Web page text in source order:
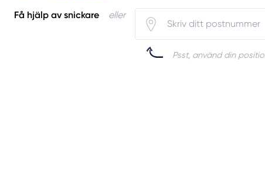
Få hjälp av snickare eller
Psst, använd din